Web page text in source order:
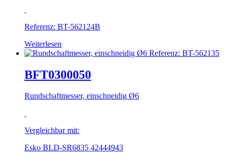
Referenz: BT-562124B
Weiterlesen
BFT0300050
Rundschaftmesser, einschneidig Ø6
Vergleichbar mit:
Esko BLD-SR6835 42444943